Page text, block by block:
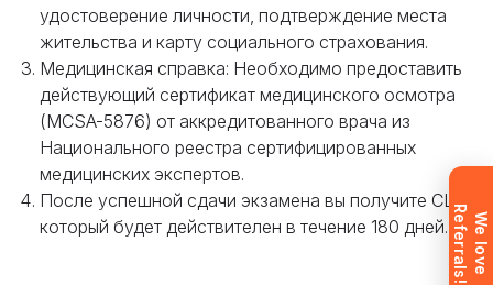
удостоверение личности, подтверждение места
жительства и карту социального страхования.
Медицинская справка: Необходимо предоставить
действующий сертификат медицинского осмотра
(MCSA-5876) от аккредитованного врача из
Национального реестра сертифицированных
медицинских экспертов.
После успешной сдачи экзамена вы получите CLP,
который будет действителен в течение 180 дней.
напрямую по телефону+1 844 227 2162—
поддержка доступна на английском,
украинском и русском языках.
Запрос отправлен
Заявка отправлена. Мы скоро
свяжемся с вами, чтобы ответить на
W
e
l
o
v
e
Re
f
e
r
r
a
l
s
!